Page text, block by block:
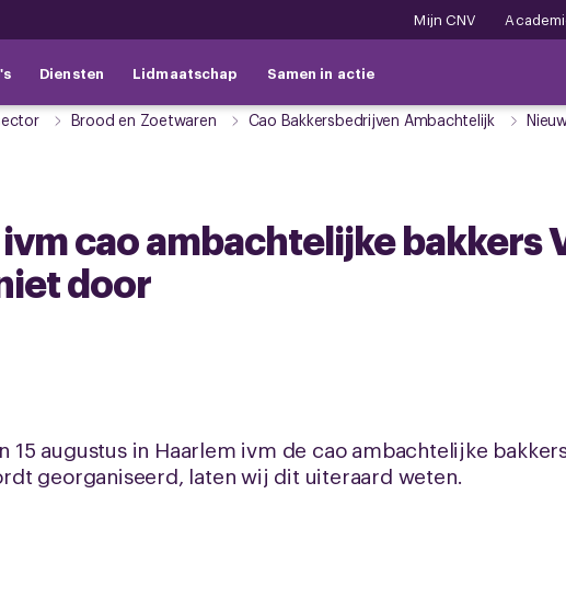
Mijn CNV
Diensten Lidmaatschap Samen in actie
Brood en Zoetwaren Cao Bakkersbedrijven Ambachtelijk
cao ambachtelijke bakkers
door
15 augustus in Haarlem ivm de cao ambachtelijke
georganiseerd, laten wij dit uiteraard weten.